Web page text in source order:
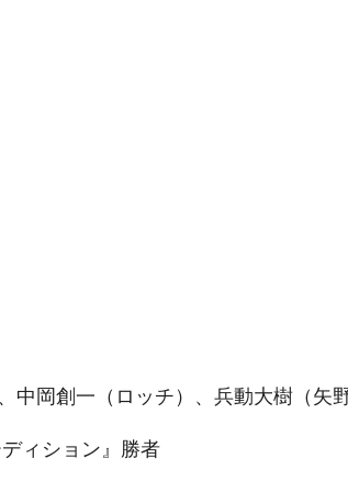
岡創一（ロッチ）、兵動大樹（矢野
ィション』勝者